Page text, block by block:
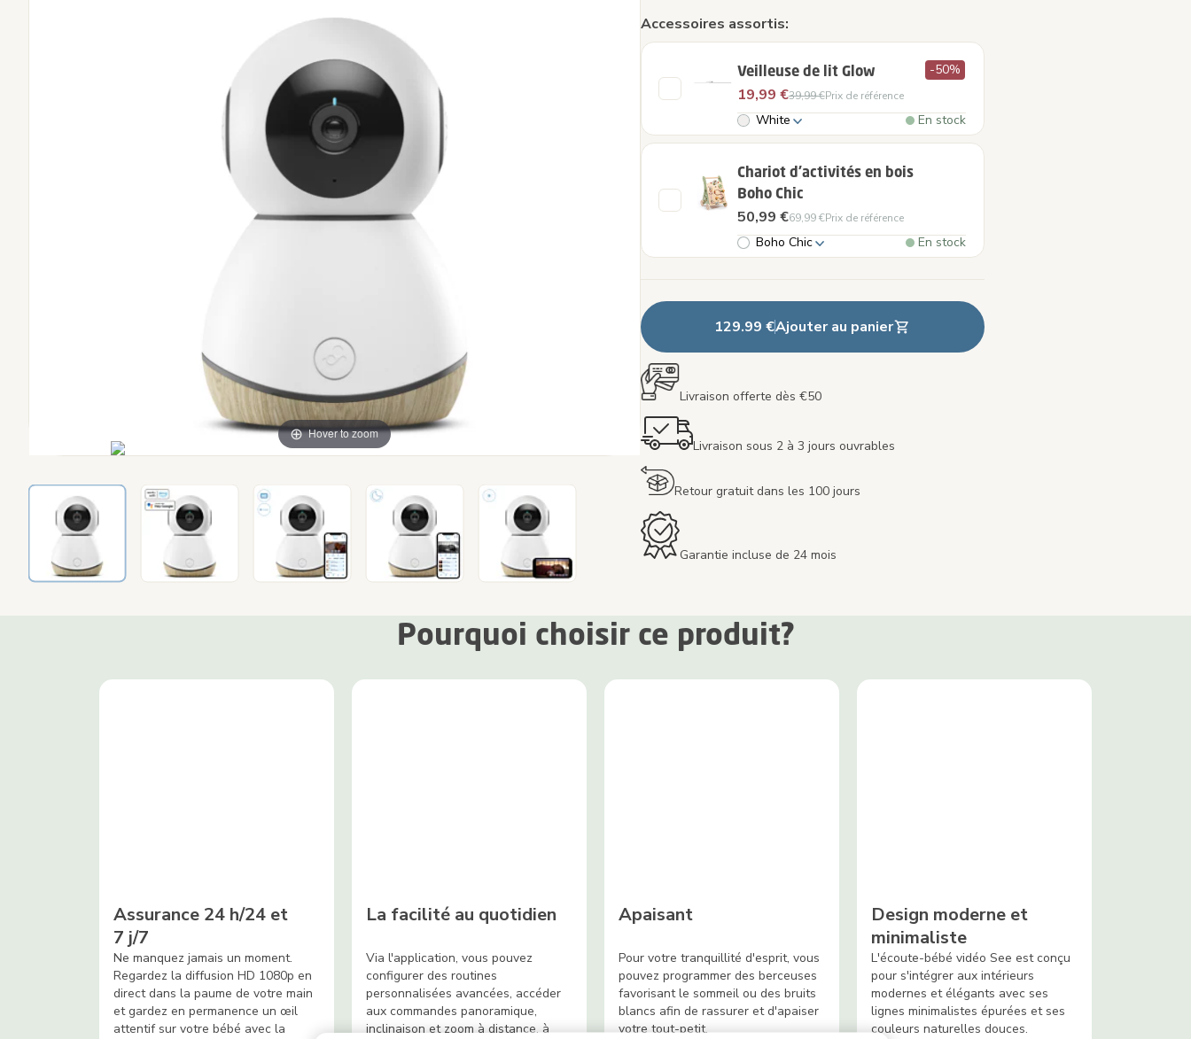
Hover to zoom
Accessoires assortis:
Veilleuse de lit Glow
19,99 €
-50%
39,99 €Prix de référence
White En stock
Chariot d'activités en bois
Boho Chic
50,99 €69,99 €Prix de référence
Boho Chic En stock
129.99 €Ajouter au panier
Livraison offerte dès €50
Livraison sous 2 à 3 jours ouvrables
Retour gratuit dans les 100 jours
Garantie incluse de 24 mois
Pourquoi choisir ce produit?
Assurance 24 h/24 et
7 j/7
Ne manquez jamais un moment.
Regardez la diffusion HD 1080p en
direct dans la paume de votre main
et gardez en permanence un œil
attentif sur votre bébé avec la
La facilité au quotidien
Via l'application, vous pouvez
configurer des routines
personnalisées avancées, accéder
aux commandes panoramique,
inclinaison et zoom à distance, à
Apaisant
Pour votre tranquillité d'esprit, vous
pouvez programmer des berceuses
favorisant le sommeil ou des bruits
blancs afin de rassurer et d'apaiser
votre tout-petit.
Design moderne et
minimaliste
L'écoute-bébé vidéo See est conçu
pour s'intégrer aux intérieurs
modernes et élégants avec ses
lignes minimalistes épurées et ses
couleurs naturelles douces.